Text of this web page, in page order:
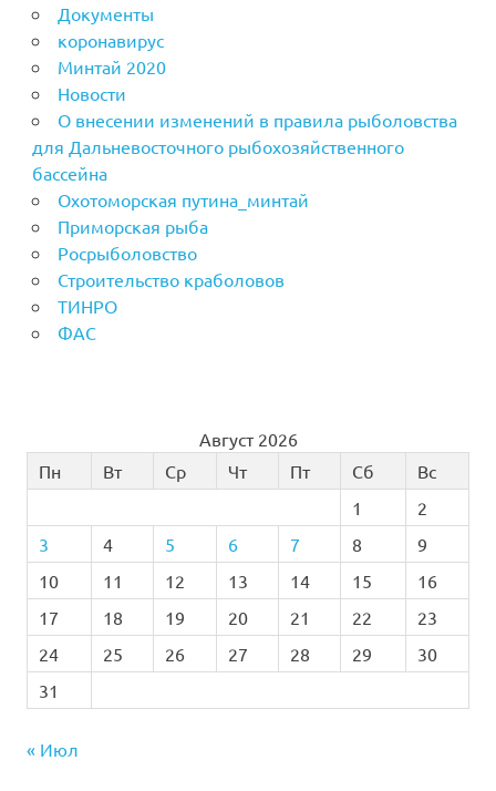
Документы
коронавирус
Минтай 2020
Новости
О внесении изменений в правила рыболовства
для Дальневосточного рыбохозяйственного
бассейна
Охотоморская путина_минтай
Приморская рыба
Росрыболовство
Строительство краболовов
ТИНРО
ФАС
Август 2026
Пн
Вт Ср Чт Пт Сб
Вс
1
2
3
4 5 6 7 8
9
10
11 12 13 14 15
16
17
18 19 20 21 22
23
24
25 26 27 28 29
30
31
« Июл